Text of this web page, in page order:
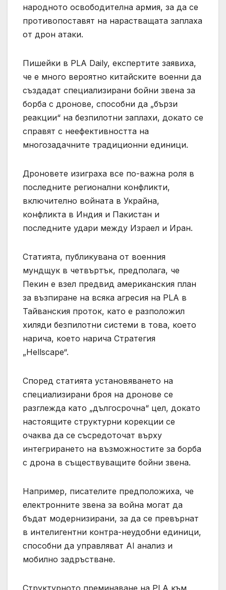
народното освободителна армия, за да се
противопоставят на нарастващата заплаха
от дрон атаки.
Пишейки в PLA Daily, експертите заявиха,
че е много вероятно китайските военни да
създадат специализирани бойни звена за
борба с дронове, способни да „бързи
реакции“ на безпилотни заплахи, докато се
справят с неефективността на
многозадачните традиционни единици.
Дроновете изиграха все по-важна роля в
последните регионални конфликти,
включително войната в Украйна,
конфликта в Индия и Пакистан и
последните удари между Израел и Иран.
Статията, публикувана от военния
мундщук в четвъртък, предполага, че
Пекин е взел предвид американския план
за възпиране на всяка агресия на PLA в
Тайванския проток, като е разположил
хиляди безпилотни системи в това, което
нарича, което нарича Стратегия
„Hellscape“.
Според статията установяването на
специализирани броя на дронове се
разглежда като „дългосрочна“ цел, докато
настоящите структурни корекции се
очаква да се съсредоточат върху
интегрирането на възможностите за борба
с дрона в съществуващите бойни звена.
Например, писателите предположиха, че
електронните звена за война могат да
бъдат модернизирани, за да се превърнат
в интелигентни контра-неудобни единици,
способни да управляват AI анализ и
мобилно задръстване.